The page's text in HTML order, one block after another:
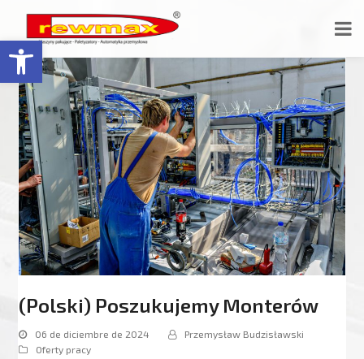
Abrir barra de herramientas
(Polski) Poszukujemy Monterów
06 de diciembre de 2024
Przemysław Budzisławski
Oferty pracy